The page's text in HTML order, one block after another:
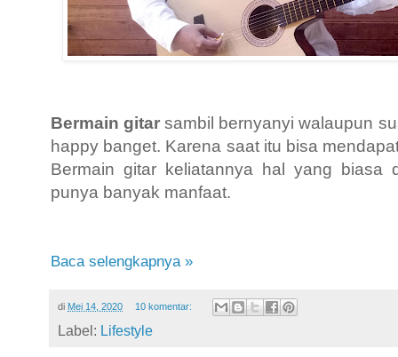
Bermain gitar sambil bernyanyi walaupun
happy banget. Karena saat itu bisa
Bermain gitar keliatannya hal yang biasa
punya banyak manfaat.
Baca selengkapnya »
di Mei 14, 2020 10 komentar:
Label: Lifestyle